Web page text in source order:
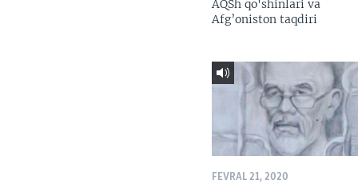
AQSh qo'shinlari va
Afg’oniston taqdiri
FEVRAL 21, 2020